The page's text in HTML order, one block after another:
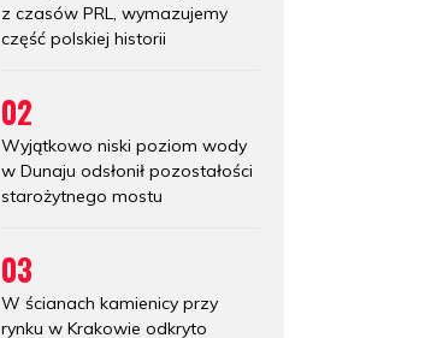
z czasów PRL, wymazujemy
część polskiej historii
02
Wyjątkowo niski poziom wody
w Dunaju odsłonił pozostałości
starożytnego mostu
03
W ścianach kamienicy przy
rynku w Krakowie odkryto